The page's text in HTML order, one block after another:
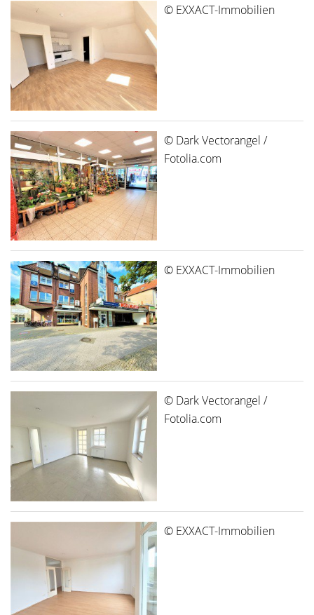
© EXXACT-Immobilien
© Dark Vectorangel /
Fotolia.com
© EXXACT-Immobilien
© Dark Vectorangel /
Fotolia.com
© EXXACT-Immobilien